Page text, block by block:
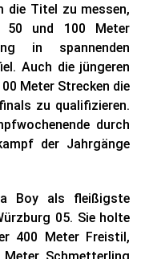
die Titel zu messen,
50 und 100 Meter
in spannenden
Auch die jüngeren
Meter Strecken die
zu qualifizieren.
durch
der Jahrgänge
Boy als fleißigste
05. Sie holte
400 Meter Freistil,